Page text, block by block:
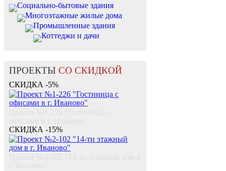
Социально-бытовые здания
Многоэтажные жилые дома
Промышленные здания
Коттеджи и дачи
ПРОЕКТЫ СО СКИДКОЙ
СКИДКА -5%
СКИДКА -15%